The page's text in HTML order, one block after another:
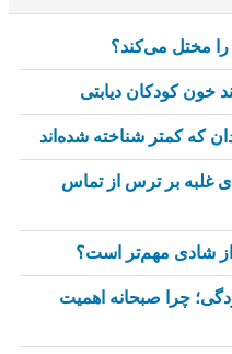
مختل می‌کند؟
خون کودکان دیابتی
غلبه بر ترس از تماس
از شادی مهم‌تر است؟
چرا صبحانه اهمیت